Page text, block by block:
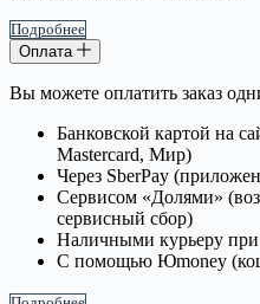
Подробнее
Оплата
Вы можете оплатить заказ
Банковской картой на
Mastercard, Мир)
Через SberPay
Сервисом «Долями»
сервисный сбор)
Наличными курьеру при
С помощью Юmoney